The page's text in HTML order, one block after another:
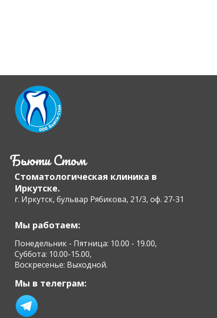
Бьюти Стом
Стоматологическая клиника в
Иркутске.
г. Иркутск, бульвар Рябикова, 21/3, оф. 27-31
Мы работаем:
Понедельник - Пятница: 10.00 - 19.00,
Суббота: 10.00-15.00,
Воскресенье: Выходной.
Мы в телеграм: